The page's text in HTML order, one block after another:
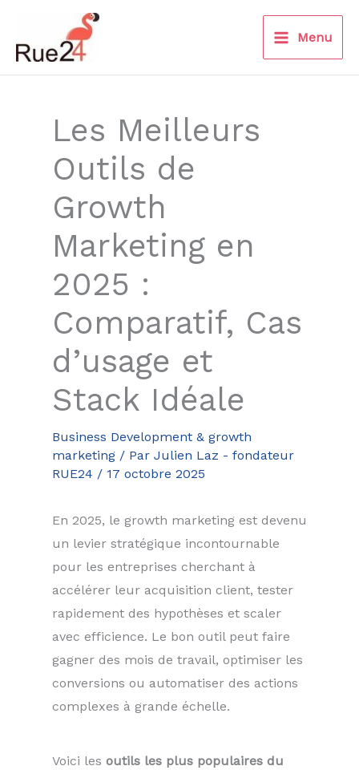
contenu
Menu
Les Meilleurs
Outils de
Growth
Marketing en
2025 :
Comparatif, Cas
d’usage et
Stack Idéale
Business Development & growth
marketing / Par Julien Laz - fondateur
RUE24 / 17 octobre 2025
En 2025, le growth marketing est devenu
un levier stratégique incontournable
pour les entreprises cherchant à
accélérer leur acquisition client, tester
rapidement des hypothèses et scaler
avec efficience. Le bon outil peut faire
gagner des mois de travail, optimiser les
conversions ou automatiser des actions
complexes à grande échelle.
Voici les outils les plus populaires du